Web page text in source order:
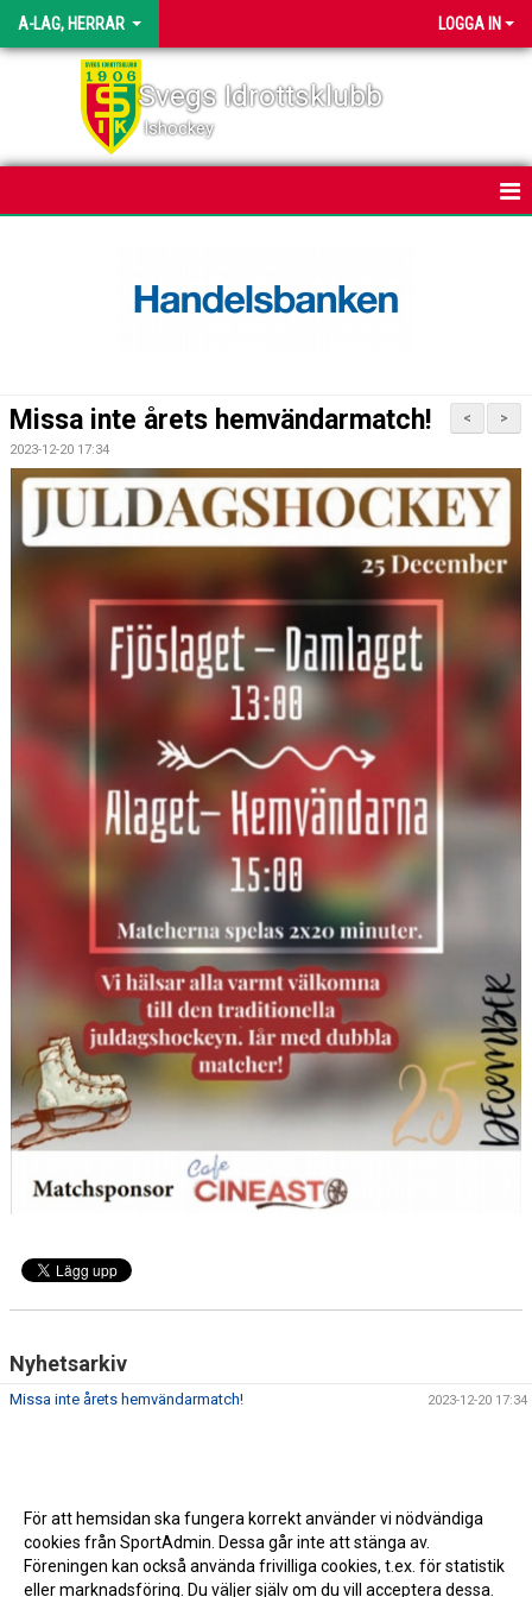
A-LAG, HERRAR LOGGA IN
Svegs Idrottsklubb
Ishockey
TRUPPEN
BILDGALLERI
DOKUMENT
>
<
Missa inte årets hemvändarmatch!
2023-12-20 17:34
Nyhetsarkiv
Missa inte årets hemvändarmatch! 2023-12-20 17:34
För att hemsidan ska fungera korrekt använder vi nödvändiga
cookies från SportAdmin. Dessa går inte att stänga av.
Föreningen kan också använda frivilliga cookies, t.ex. för statistik
eller marknadsföring. Du väljer själv om du vill acceptera dessa.